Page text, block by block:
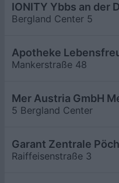
IONITY Ybbs an der
Bergland Center 5
Apotheke
Mankerstraße 48
Mer Austria GmbH
5 Bergland Center
Garant Zentrale
Raiffeisenstraße 3